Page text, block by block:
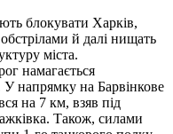
блокувати Харків,
й далі нищать
міста.
намагається
У напрямку на Барвінкове
на 7 км, взяв під
Також, силами